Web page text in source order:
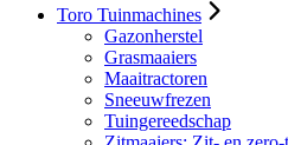
Toro Tuinmachines
Gazonherstel
Grasmaaiers
Maaitractoren
Sneeuwfrezen
Tuingereedschap